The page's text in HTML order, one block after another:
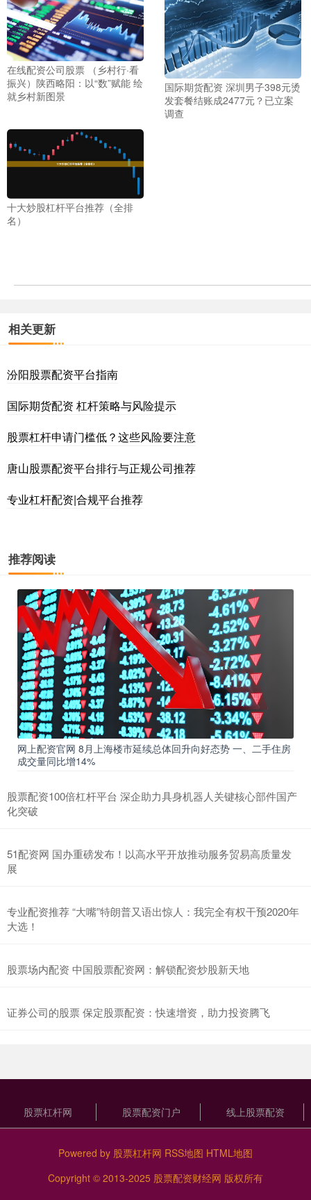
在线配资公司股票 （乡村行·看
振兴）陕西略阳：以“数”赋能 绘
就乡村新图景
国际期货配资 深圳男子398元烫
发套餐结账成2477元？已立案
调查
十大炒股杠杆平台推荐（全排
名）
相关更新
汾阳股票配资平台指南
国际期货配资 杠杆策略与风险提示
股票杠杆申请门槛低？这些风险要注意
唐山股票配资平台排行与正规公司推荐
专业杠杆配资|合规平台推荐
推荐阅读
网上配资官网 8月上海楼市延续总体回升向好态势 一、二手住房
成交量同比增14%
股票配资100倍杠杆平台 深企助力具身机器人关键核心部件国产
化突破
51配资网 国办重磅发布！以高水平开放推动服务贸易高质量发
展
专业配资推荐 “大嘴”特朗普又语出惊人：我完全有权干预2020年
大选！
股票场内配资 中国股票配资网：解锁配资炒股新天地
证券公司的股票 保定股票配资：快速增资，助力投资腾飞
股票杠杆网 股票配资门户 线上股票配资
Powered by 股票杠杆网 RSS地图 HTML地图
Copyright © 2013-2025 股票配资财经网 版权所有